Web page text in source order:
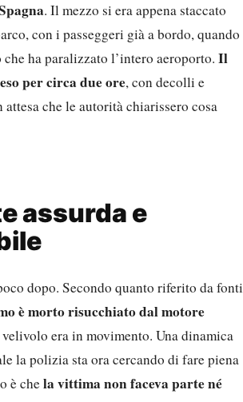
. Il mezzo si era appena staccato
con i passeggeri già a bordo, quando
ha paralizzato l’intero aeroporto. Il
per circa due ore, con decolli e
che le autorità chiarissero cosa
assurda e
dopo. Secondo quanto riferito da fonti
è morto risucchiato dal motore
era in movimento. Una dinamica
la polizia sta ora cercando di fare piena
è chela vittima non faceva parte né